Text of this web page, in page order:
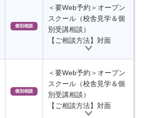
個別相談
＜要Web予約＞オープン
スクール（校舎見学＆個
別受講相談）
【ご相談方法】対面
個別相談
＜要Web予約＞オープン
スクール（校舎見学＆個
別受講相談）
【ご相談方法】対面